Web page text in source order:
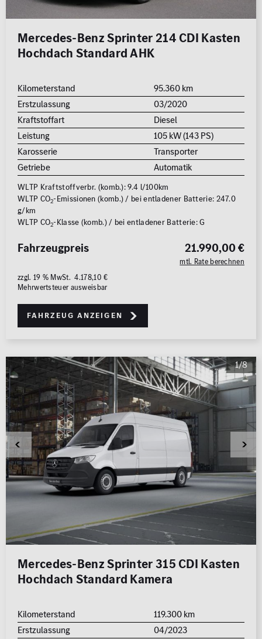
Mercedes-Benz Sprinter 214 CDI Kasten
Hochdach Standard AHK
Kilometerstand
95.360 km
Erstzulassung
03/2020
Kraftstoffart
Diesel
Leistung
105 kW (143 PS)
Karosserie
Transporter
Getriebe
Automatik
WLTP Kraftstoffverbr. (komb.): 9.4 l/100km
WLTP CO2-Emissionen (komb.) / bei entladener Batterie: 247.0
g/km
WLTP CO2-Klasse (komb.) / bei entladener Batterie: G
21.990,00 €
mtl. Rate berechnen
Fahrzeugpreis
zzgl. 19 % MwSt. 4.178,10 €
Mehrwertsteuer ausweisbar
Fahrzeug anzeigen
1/8
Mercedes-Benz Sprinter 315 CDI Kasten
Hochdach Standard Kamera
Kilometerstand
119.300 km
Erstzulassung
04/2023